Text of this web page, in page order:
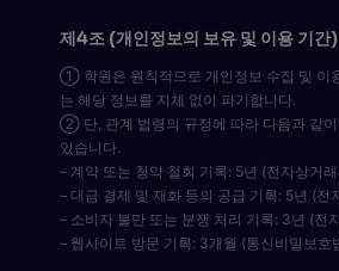
제4조 (개인정보의 보유 및 이용 기간)
① 학원은 원칙적으로 개인정보 수집 및 이
는 해당 정보를 지체 없이 파기합니다.
② 단, 관계 법령의 규정에 따라 다음과 같이
있습니다.
– 계약 또는 청약 철회 기록: 5년 (전자상거
– 대금 결제 및 재화 등의 공급 기록: 5년 (전
– 소비자 불만 또는 분쟁 처리 기록: 3년 (전
– 웹사이트 방문 기록: 3개월 (통신비밀보호